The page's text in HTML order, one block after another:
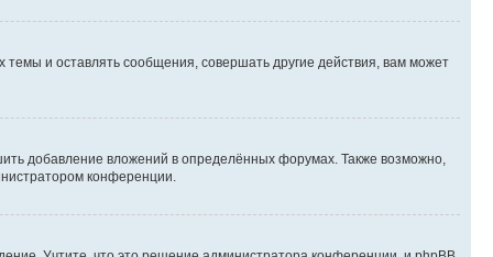
и оставлять сообщения, совершать другие действия, вам может
добавление вложений в определённых форумах. Также возможно,
конференции.